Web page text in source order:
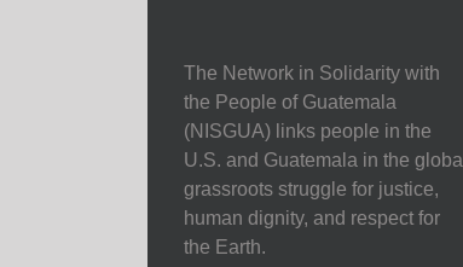
The Network in Solidarity with
the People of Guatemala
(NISGUA) links people in the
U.S. and Guatemala in the global
grassroots struggle for justice,
human dignity, and respect for
the Earth.